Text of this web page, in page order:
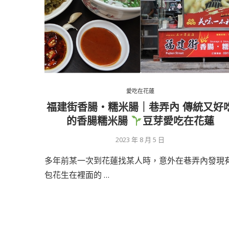
愛吃在花蓮
福建街香腸‧糯米腸｜巷弄內 傳統又好
的香腸糯米腸
豆芽愛吃在花蓮
2023 年 8 月 5 日
多年前某一次到花蓮找某人時，意外在巷弄內發現
包花生在裡面的 …